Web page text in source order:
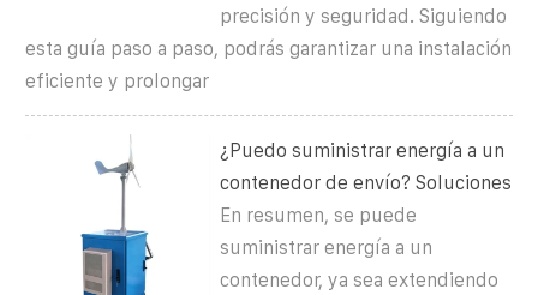
precisión y seguridad. Siguiendo
esta guía paso a paso, podrás garantizar una instalación
eficiente y prolongar
¿Puedo suministrar energía a un
contenedor de envío? Soluciones
En resumen, se puede
suministrar energía a un
contenedor, ya sea extendiendo